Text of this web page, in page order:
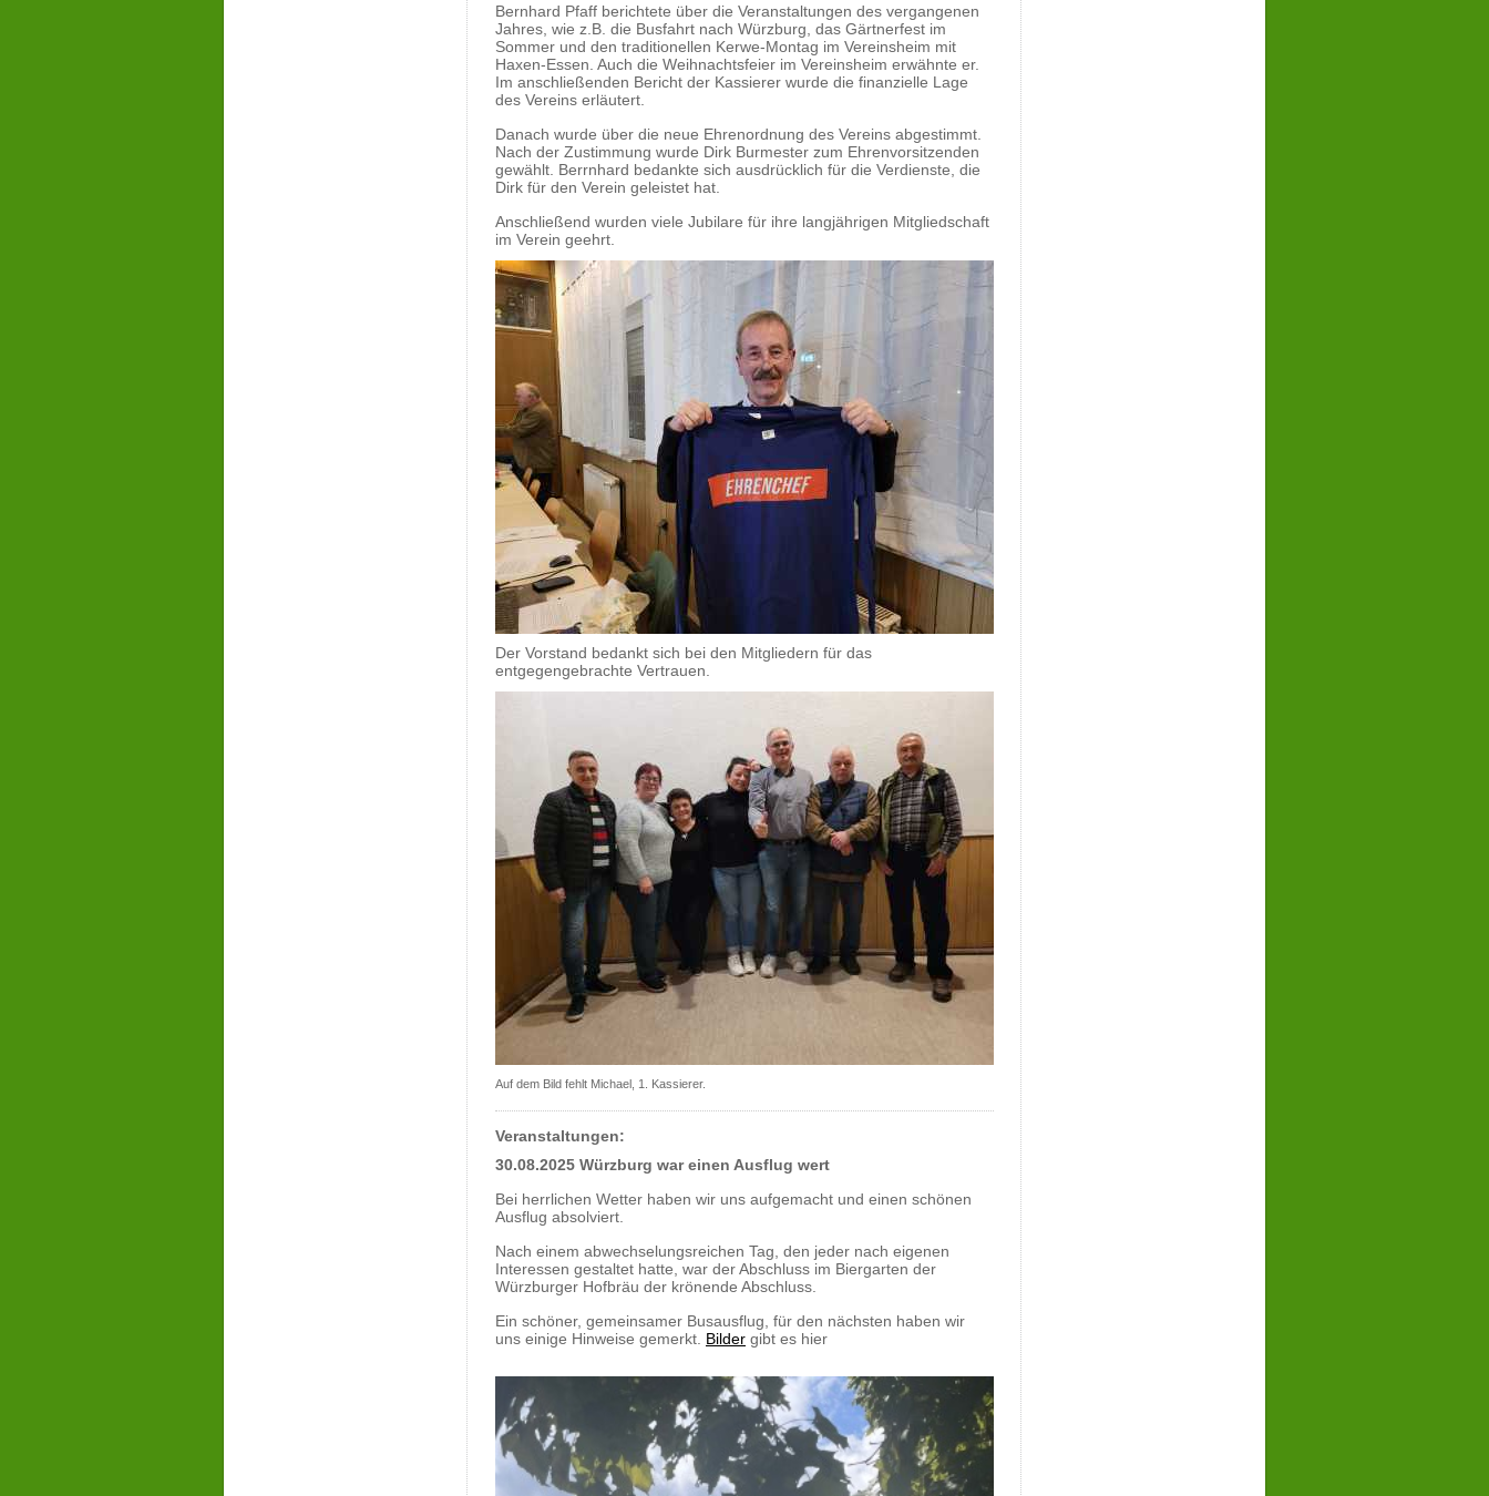
Bernhard Pfaff berichtete über die Veranstaltungen des vergangenen
Jahres, wie z.B. die Busfahrt nach Würzburg, das Gärtnerfest im
Sommer und den traditionellen Kerwe-Montag im Vereinsheim mit
Haxen-Essen. Auch die Weihnachtsfeier im Vereinsheim erwähnte er.
Im anschließenden Bericht der Kassierer wurde die finanzielle Lage
des Vereins erläutert.
Danach wurde über die neue Ehrenordnung des Vereins abgestimmt.
Nach der Zustimmung wurde Dirk Burmester zum Ehrenvorsitzenden
gewählt. Berrnhard bedankte sich ausdrücklich für die Verdienste, die
Dirk für den Verein geleistet hat.
Anschließend wurden viele Jubilare für ihre langjährigen Mitgliedschaft
im Verein geehrt.
Der Vorstand bedankt sich bei den Mitgliedern für das
entgegengebrachte Vertrauen.
Auf dem Bild fehlt Michael, 1. Kassierer.
Veranstaltungen:
30.08.2025 Würzburg war einen Ausflug wert
Bei herrlichen Wetter haben wir uns aufgemacht und einen schönen
Ausflug absolviert.
Nach einem abwechselungsreichen Tag, den jeder nach eigenen
Interessen gestaltet hatte, war der Abschluss im Biergarten der
Würzburger Hofbräu der krönende Abschluss.
Ein schöner, gemeinsamer Busausflug, für den nächsten haben wir
uns einige Hinweise gemerkt. Bilder gibt es hier